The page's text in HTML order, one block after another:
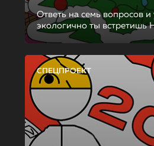
Ответь на семь вопросов и
экологично ты встретишь
СПЕЦПРОЕКТ